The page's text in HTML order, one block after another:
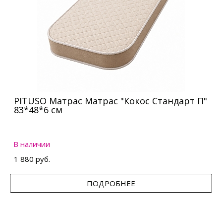
PITUSO Матрас Матрас "Кокос Стандарт П"
83*48*6 см
В наличии
1 880 руб.
ПОДРОБНЕЕ